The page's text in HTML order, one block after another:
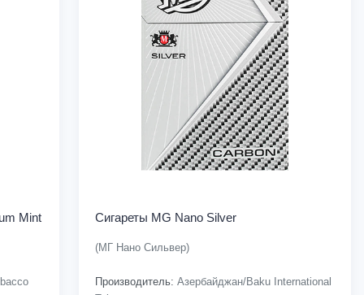
Mint Сигареты MG Nano Silver
(МГ Нано Сильвер)
Производитель: Азербайджан/Baku International